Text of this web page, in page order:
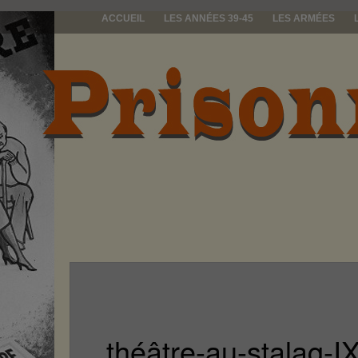
ACCUEIL LES ANNÉES 39-45 LES ARMÉES
prisonniers